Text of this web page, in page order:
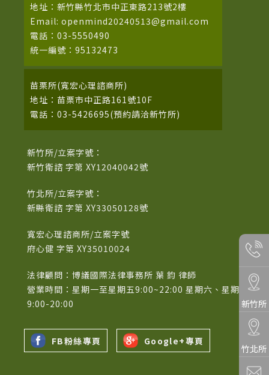
地址：新竹縣竹北市中正東路213號2樓
Email: openmind20240513@gmail.com
電話：03-5550490
統一編號：95132473
苗栗所(寬宏心理諮商所)
地址：苗栗市中正路161號10F
電話：03-5426695(預約請洽新竹所)
新竹所/立案字號：
新竹衛諮 字第 XY12040042號
竹北所/立案字號：
新縣衛諮 字第 XY33050128號
寬宏心理諮商所/立案字號
府心健 字第 XY35010024
法律顧問：博議國際法律事務所 葉 鈞 律師
營業時間：星期一至星期五9:00~22:00 星期六、星期日
9:00-20:00
FB粉絲專頁 Google+專頁
新竹所
竹北所